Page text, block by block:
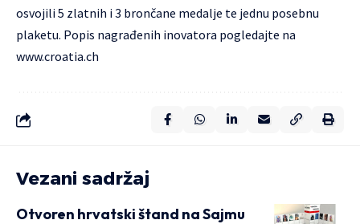
osvojili 5 zlatnih i 3 brončane medalje te jednu posebnu
plaketu. Popis nagrađenih inovatora pogledajte na
www.croatia.ch
Vezani sadržaj
Otvoren hrvatski štand na Sajmu